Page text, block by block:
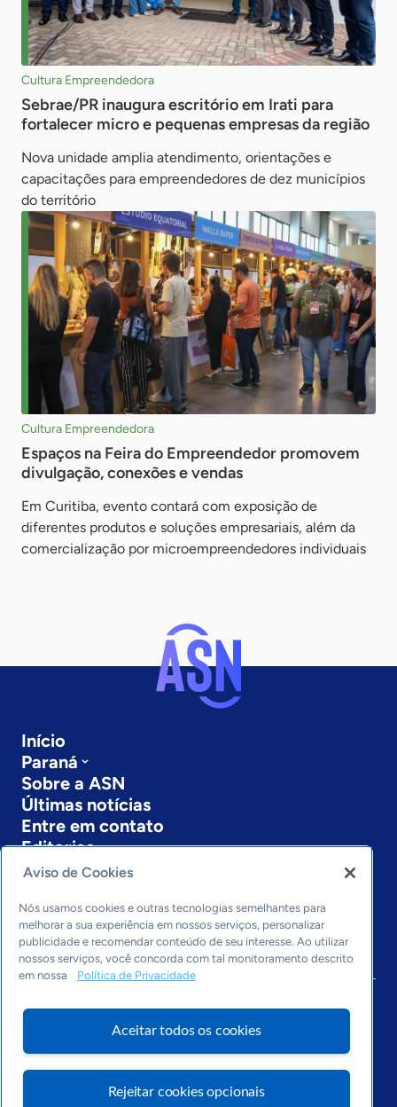
Cultura Empreendedora
Sebrae/PR inaugura escritório em Irati para
fortalecer micro e pequenas empresas da região
Nova unidade amplia atendimento, orientações e
capacitações para empreendedores de dez municípios
do território
Cultura Empreendedora
Espaços na Feira do Empreendedor promovem
divulgação, conexões e vendas
Em Curitiba, evento contará com exposição de
diferentes produtos e soluções empresariais, além da
comercialização por microempreendedores individuais
Início
Paraná
Sobre a ASN
Últimas notícias
Entre em contato
Editorias
Economia & Política
Inovação & Tecnologia
Cultura empreendedora
Dados
Arquivo
Aviso de Cookies
Nós usamos cookies e outras tecnologias semelhantes para
melhorar a sua experiência em nossos serviços, personalizar
publicidade e recomendar conteúdo de seu interesse. Ao utilizar
nossos serviços, você concorda com tal monitoramento descrito
em nossa
Política de Privacidade
Aceitar todos os cookies
Rejeitar cookies opcionais